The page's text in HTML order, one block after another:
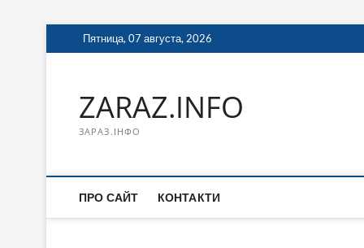
Перейти
к
Пятница, 07 августа, 2026
ZARAZ.INFO
ЗАРАЗ.ІНФО
ПРО САЙТ КОНТАКТИ